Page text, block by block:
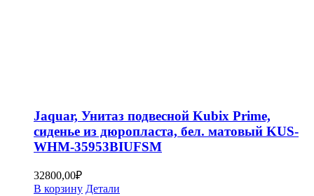
Jaquar, Унитаз подвесной Kubix Prime,
сиденье из дюропласта, бел. матовый KUS-
WHM-35953BIUFSM
32800,00₽
В корзину Детали